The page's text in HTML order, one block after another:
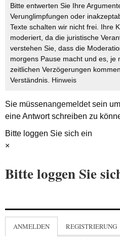
Bitte entwerten Sie Ihre
Verunglimpfungen oder
Texte schalten wir nicht frei. Ihre
moderiert, da die juristische
verstehen Sie, dass die
morgens Pause macht und es, je
zeitlichen Verzögerungen
Verständnis. Hinweis
Sie müssenangemeldetsein
eine Antwort schreiben zu
Bitte loggen Sie sich ein
×
Bitte loggen Sie
ANMELDEN REGISTRIERUNG